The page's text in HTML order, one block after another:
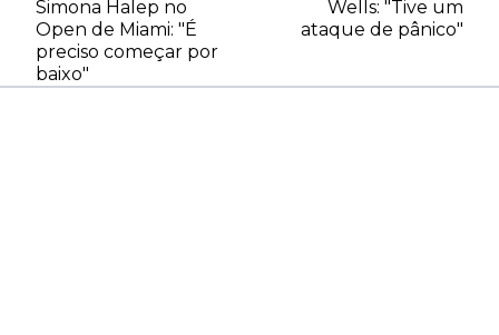
Simona Halep no
Open de Miami: "É
preciso começar por
baixo"
Wells: "Tive um
ataque de pânico"